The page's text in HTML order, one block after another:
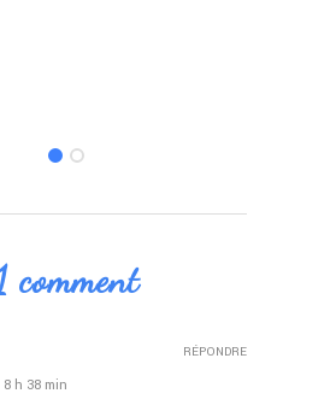
comment
h 38 min
RÉPONDRE